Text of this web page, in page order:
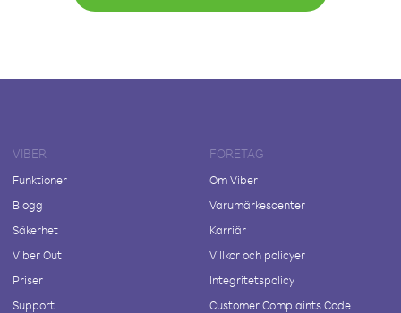
VIBER
Funktioner
Blogg
Säkerhet
Viber Out
Priser
Support
FÖRETAG
Om Viber
Varumärkescenter
Karriär
Villkor och policyer
Integritetspolicy
Customer Complaints Code